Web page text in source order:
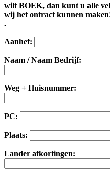
wilt BOEK, dan kunt u alle
wij het ontract kunnen
.
Aanhef:
Naam / Naam Bedrijf:
Weg + Huisnummer:
PC:
Plaats:
Lander afkortingen: